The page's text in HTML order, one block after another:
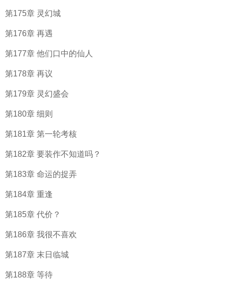
第175章 灵幻城
第176章 再遇
第177章 他们口中的仙人
第178章 再议
第179章 灵幻盛会
第180章 细则
第181章 第一轮考核
第182章 要装作不知道吗？
第183章 命运的捉弄
第184章 重逢
第185章 代价？
第186章 我很不喜欢
第187章 末日临城
第188章 等待